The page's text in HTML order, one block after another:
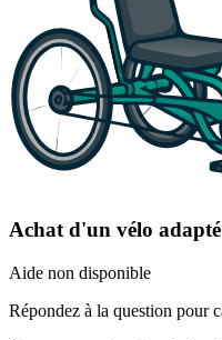
Achat d'un vélo
Aide non disponible
Répondez à la question pour